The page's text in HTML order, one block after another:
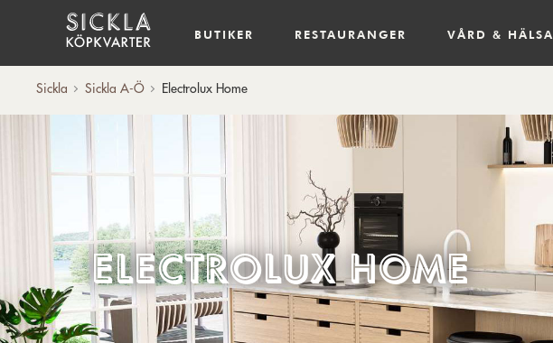
BUTIKER RESTAURANGER VÅRD & HÄLSA
Sickla Sickla A-Ö Electrolux Home
Electrolux Home